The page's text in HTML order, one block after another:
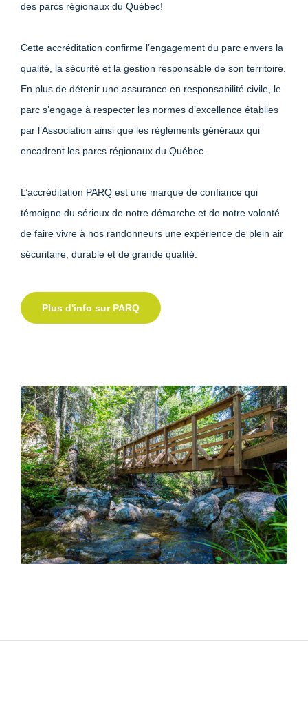
des parcs régionaux du Québec!
Cette accréditation confirme l’engagement du parc envers la
qualité, la sécurité et la gestion responsable de son territoire.
En plus de détenir une assurance en responsabilité civile, le
parc s’engage à respecter les normes d’excellence établies
par l’Association ainsi que les règlements généraux qui
encadrent les parcs régionaux du Québec.
L’accréditation PARQ est une marque de confiance qui
témoigne du sérieux de notre démarche et de notre volonté
de faire vivre à nos randonneurs une expérience de plein air
sécuritaire, durable et de grande qualité.
Plus d'info sur PARQ